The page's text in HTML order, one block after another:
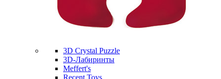
3D Crystal Puzzle
3D-Лабиринты
Meffert's
Recent Toys